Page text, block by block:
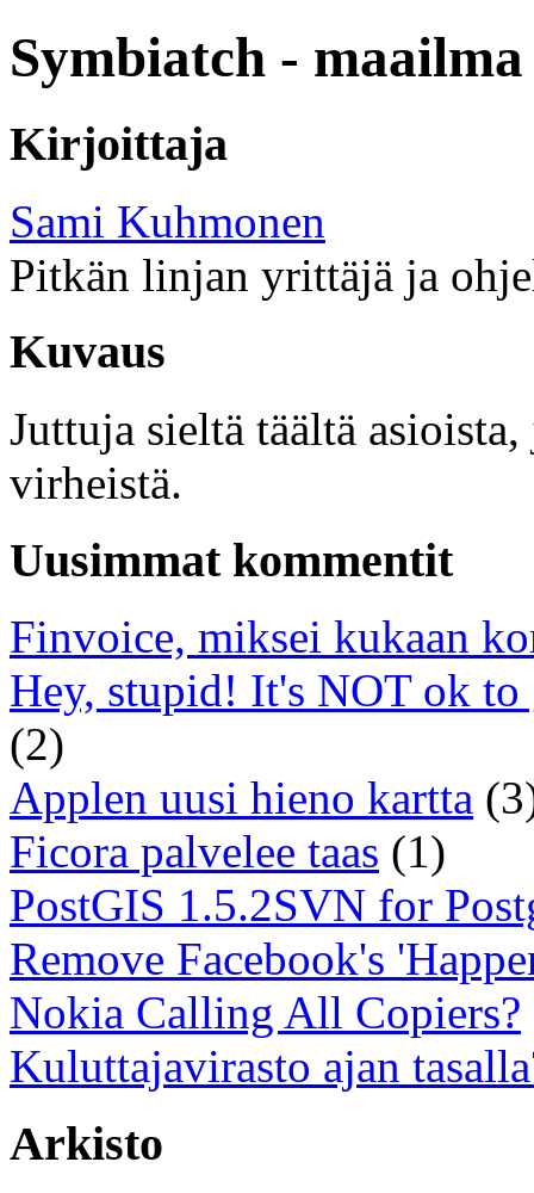
Symbiatch -
Kirjoittaja
Sami Kuhmonen
Pitkän linjan yrittäjä ja
Kuvaus
Juttuja sieltä täältä
virheistä.
Uusimmat kommentit
Finvoice, miksei kukaan
Hey, stupid! It's NOT ok to
(2)
Applen uusi hieno kartta
Ficora palvelee taas (1)
PostGIS 1.5.2SVN for
Remove Facebook's
Nokia Calling All Copiers?
Kuluttajavirasto ajan
Arkisto